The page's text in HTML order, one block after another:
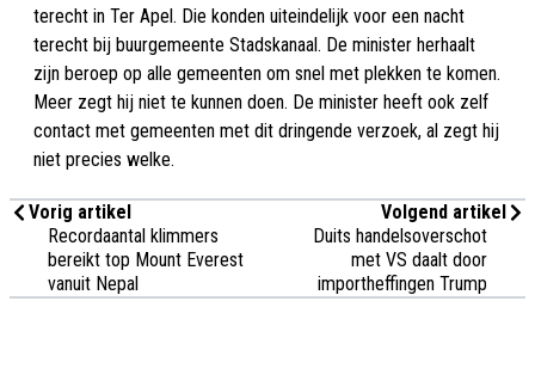
terecht in Ter Apel. Die konden uiteindelijk voor een nacht
terecht bij buurgemeente Stadskanaal. De minister herhaalt
zijn beroep op alle gemeenten om snel met plekken te komen.
Meer zegt hij niet te kunnen doen. De minister heeft ook zelf
contact met gemeenten met dit dringende verzoek, al zegt hij
niet precies welke.
Vorig artikel
Recordaantal klimmers
bereikt top Mount Everest
vanuit Nepal
Volgend artikel
Duits handelsoverschot
met VS daalt door
importheffingen Trump